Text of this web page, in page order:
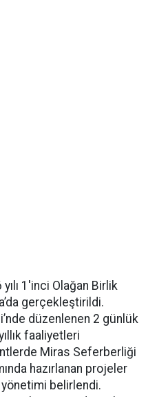
1'inci Olağan Birlik
gerçekleştirildi.
düzenlenen 2 günlük
faaliyetleri
Miras Seferberliği
hazırlanan projeler
yönetimi belirlendi.